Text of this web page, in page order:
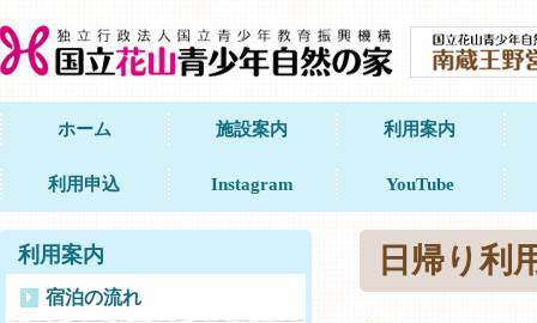
ホーム 施設案内 利用案内
利用申込 Instagram YouTube
日帰り利
利用案内
宿泊の流れ